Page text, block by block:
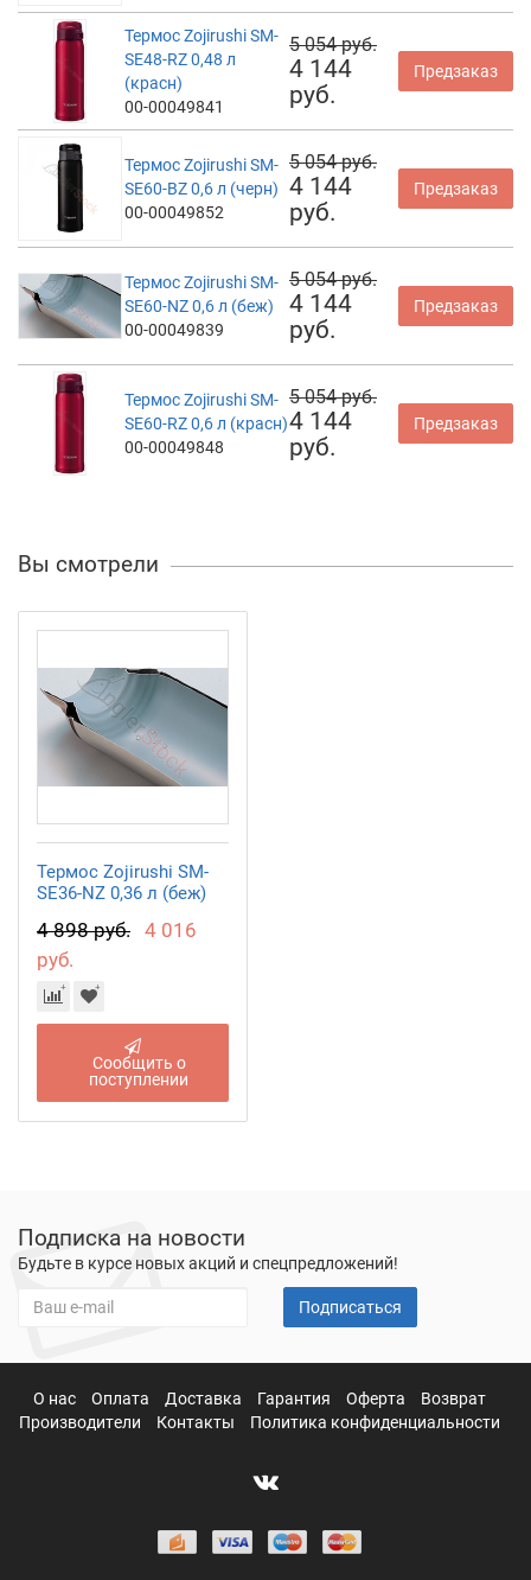
Термос Zojirushi SM-
SE48-RZ 0,48 л
(красн)
00-00049841
5 054 руб.
4 144
руб.
Предзаказ
Термос Zojirushi SM-
SE60-BZ 0,6 л (черн)
00-00049852
5 054 руб.
4 144
руб.
Предзаказ
Термос Zojirushi SM-
SE60-NZ 0,6 л (беж)
00-00049839
5 054 руб.
4 144
руб.
Предзаказ
Термос Zojirushi SM-
SE60-RZ 0,6 л (красн)
00-00049848
5 054 руб.
4 144
руб.
Предзаказ
Вы смотрели
Термос Zojirushi SM-
SE36-NZ 0,36 л (беж)
4 898 руб. 4 016
руб.
Сообщить о
поступлении
Подписка на новости
Будьте в курсе новых акций и спецпредложений!
Подписаться
О нас Оплата Доставка Гарантия Оферта
Возврат
Производители
Контакты Политика конфиденциальности